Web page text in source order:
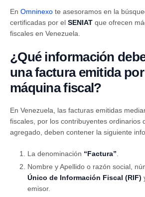
En Omninexo te asesoramos en la
certificadas por el SENIAT que ofrecen
fiscales en Venezuela.
¿Qué información
una factura emitida
máquina fiscal?
En Venezuela, las facturas emitidas
fiscales, por los contribuyentes ordinarios
agregado, deben contener la siguiente
La denominación “Factura”.
Nombre y Apellido o razón social,
Único de Información Fiscal (RIF)
emisor.